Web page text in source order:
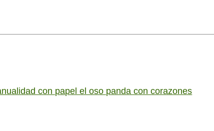
con papel el oso panda con corazones